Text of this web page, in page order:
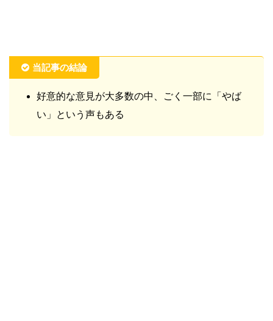
当記事の結論
好意的な意見が大多数の中、ごく一部に「やば
い」という声もある